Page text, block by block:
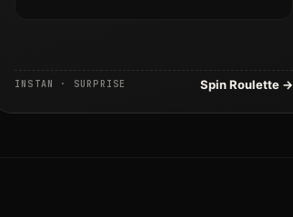
INSTAN · SURPRISE Spin Roulette →